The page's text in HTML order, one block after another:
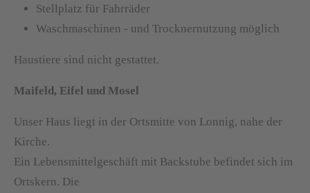
Stellplatz für Fahrräder
Waschmaschinen - und Trocknernutzung möglich
Haustiere sind nicht gestattet.
Maifeld, Eifel und Mosel
Unser Haus liegt in der Ortsmitte von Lonnig, nahe der
Kirche.
Ein Lebensmittelgeschäft mit Backstube befindet sich im
Ortskern. Die